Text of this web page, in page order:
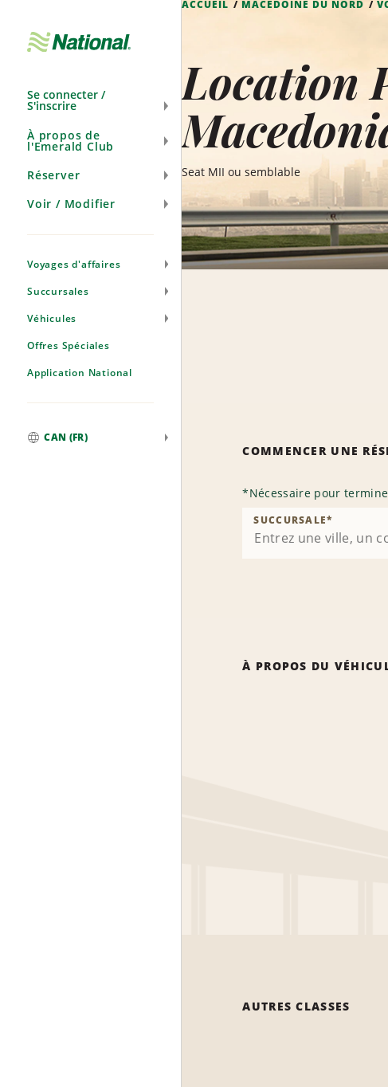
navigation
Se connecter /
S'inscrire
À propos de
l'Emerald Club
Réserver
Voir / Modifier
Voyages d'affaires
Succursales
Véhicules
Offres Spéciales
Application National
CAN (FR)
ACCUEIL MACÉDOINE DU NORD
Location
Seat MII ou semblable
COMMENCER UNE
*Nécessaire pour
SUCCURSALE*
À PROPOS DU
AUTRES CLASSES